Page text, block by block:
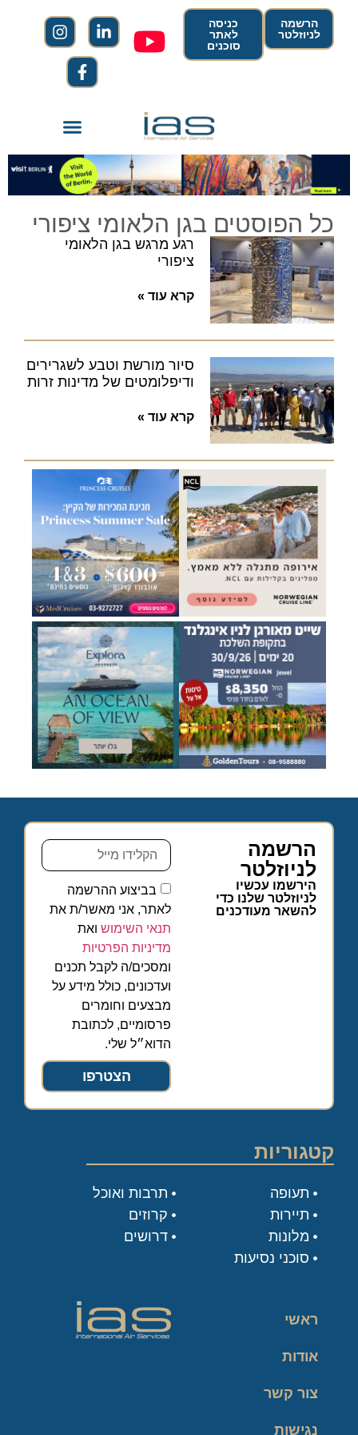
הרשמה
לניוזלטר
כניסה
לאתר
סוכנים
כל הפוסטים בגן הלאומי ציפורי
רגע מרגש בגן הלאומי
ציפורי
קרא עוד »
סיור מורשת וטבע לשגרירים
ודיפלומטים של מדינות זרות
קרא עוד »
הרשמה
לניוזלטר
הירשמו עכשיו
לניוזלטר שלנו כדי
להשאר מעודכנים
בביצוע ההרשמה
לאתר, אני מאשר/ת את
תנאי השימוש ואת
מדיניות הפרטיות
ומסכים/ה לקבל תכנים
ועדכונים, כולל מידע על
מבצעים וחומרים
פרסומיים, לכתובת
הדוא״ל שלי.
הצטרפו
קטגוריות
תעופה
תיירות
מלונות
סוכני נסיעות
תרבות ואוכל
קרוזים
דרושים
ראשי
אודות
צור קשר
נגישות